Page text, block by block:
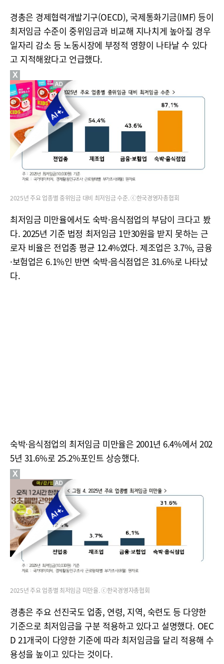
경총은 경제협력개발기구(OECD), 국제통화기금(IMF) 등이
최저임금 수준이 중위임금과 비교해 지나치게 높아질 경우
일자리 감소 등 노동시장에 부정적 영향이 나타날 수 있다
고 지적해왔다고 언급했다.
2025년 주요 업종별 중위임금 대비 최저임금 수준. ⓒ한국경영자총협회
최저임금 미만율에서도 숙박·음식점업의 부담이 크다고 봤
다. 2025년 기준 법정 최저임금 1만30원을 받지 못하는 근
로자 비율은 전업종 평균 12.4%였다. 제조업은 3.7%, 금융
·보험업은 6.1%인 반면 숙박·음식점업은 31.6%로 나타났
다.
숙박·음식점업의 최저임금 미만율은 2001년 6.4%에서 202
5년 31.6%로 25.2%포인트 상승했다.
2025년 주요 업종별 최저임금 미만율. ⓒ한국경영자총협회
경총은 주요 선진국도 업종, 연령, 지역, 숙련도 등 다양한
기준으로 최저임금을 구분 적용하고 있다고 설명했다. OEC
D 21개국이 다양한 기준에 따라 최저임금을 달리 적용해 수
용성을 높이고 있다는 것이다.
X
X